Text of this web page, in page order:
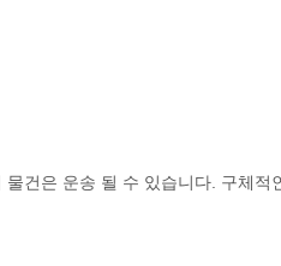
건은 운송 될 수 있습니다. 구체적